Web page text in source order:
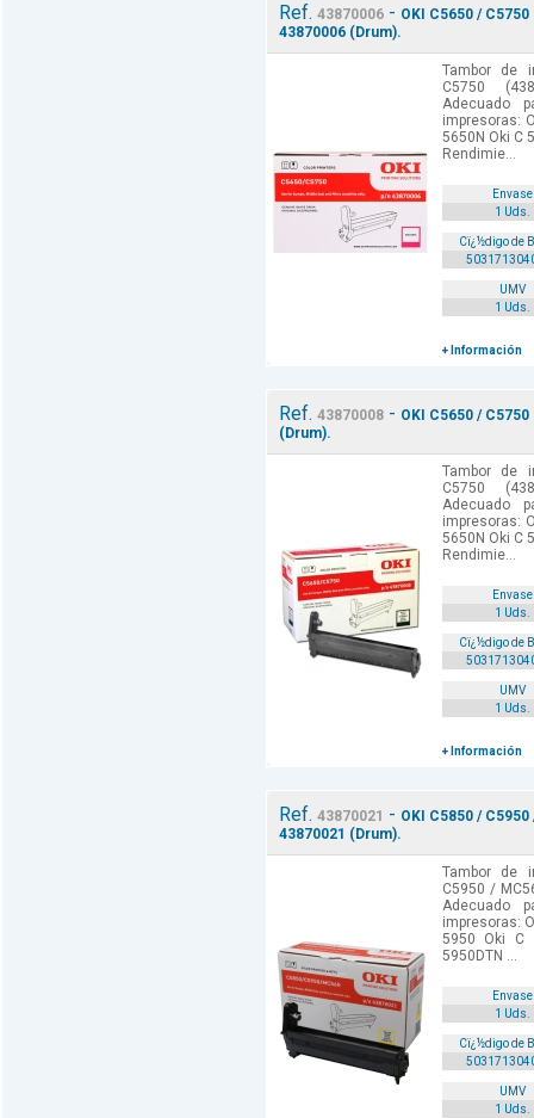
Ref. 43870006- OKI C5650 /
43870006 (Drum).
Tambor de
C5750
Adecuado
impresoras:
5650N Oki C
Rendimie...
Envase
1 Uds.
Cï¿½digo de
UMV
1 Uds.
+ Información
Ref. 43870008- OKI C5650 /
(Drum).
Tambor de
C5750
Adecuado
impresoras:
5650N Oki C
Rendimie...
Envase
1 Uds.
Cï¿½digo de
UMV
1 Uds.
+ Información
Ref. 43870021 - OKI C5850 /
43870021 (Drum).
Tambor de
C5950 /
Adecuado
impresoras:
5950 Oki C
5950DTN ...
Envase
1 Uds.
Cï¿½digo de
UMV
1 Uds.